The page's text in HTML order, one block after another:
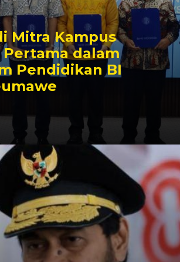
Mitra Kampus
Pertama dalam
Pendidikan BI